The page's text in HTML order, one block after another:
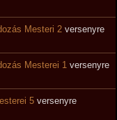
Mesteri 2 versenyre
Mesterei 1 versenyre
5 versenyre